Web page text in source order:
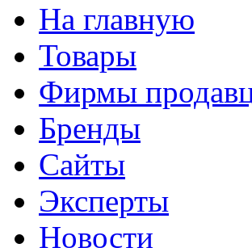
На главную
Товары
Фирмы
Бренды
Сайты
Эксперты
Новости